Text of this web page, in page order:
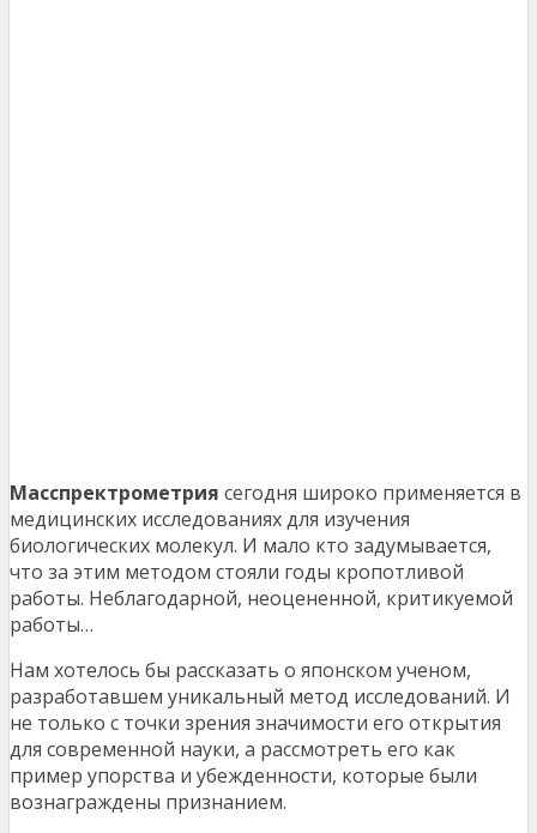
Масспректрометрия сегодня широко применяется в
медицинских исследованиях для изучения
биологических молекул. И мало кто задумывается,
что за этим методом стояли годы кропотливой
работы. Неблагодарной, неоцененной, критикуемой
работы…
Нам хотелось бы рассказать о японском ученом,
разработавшем уникальный метод исследований. И
не только с точки зрения значимости его открытия
для современной науки, а рассмотреть его как
пример упорства и убежденности, которые были
вознаграждены признанием.